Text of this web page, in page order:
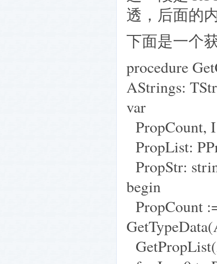
透，后面的
下面是一个
procedure
AStrings:
var
PropCount,
PropList:
PropStr:
begin
PropCount